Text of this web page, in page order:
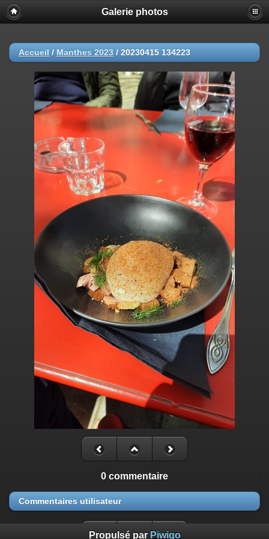
Galerie photos
Accueil / Manthes 2023 / 20230415 134223
0 commentaire
Commentaires utilisateur
Propulsé par Piwigo